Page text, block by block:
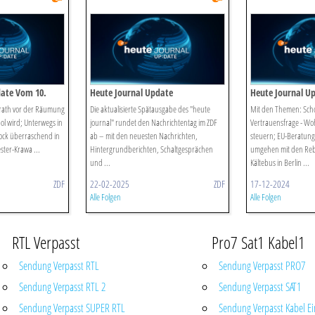
Vom 10.
vor der Räumung
wird; Unterwegs in
überraschend in
Krawa ...
ZDF
Heute Journal Update
Die aktualisierte Spätausgabe des "heute
journal" rundet den Nachrichtentag im ZDF
ab – mit den neuesten Nachrichten,
Hintergrundberichten, Schaltgesprächen
und ...
22-02-2025 ZDF
Alle Folgen
Heute Journal
Mit den Themen:
Vertrauensfrage -
steuern; EU-
umgehen mit den
Kältebus in Berlin ...
17-12-2024
Alle Folgen
RTL Verpasst
Sendung Verpasst RTL
Sendung Verpasst RTL 2
Sendung Verpasst SUPER RTL
Pro7 Sat1 Kabel1
Sendung Verpasst PRO7
Sendung Verpasst SAT1
Sendung Verpasst Kabel